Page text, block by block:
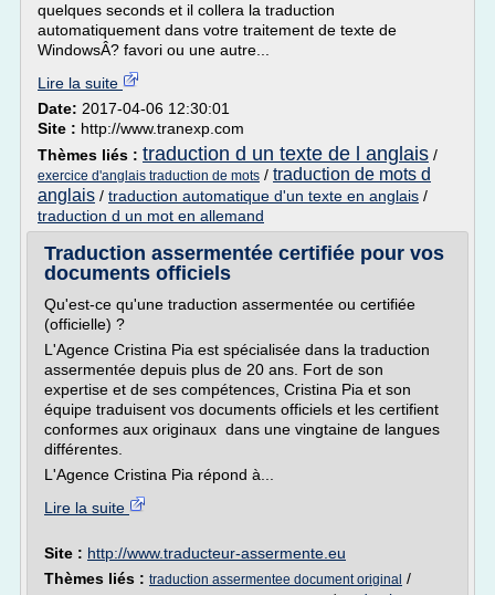
quelques seconds et il collera la traduction
automatiquement dans votre traitement de texte de
WindowsÂ? favori ou une autre...
Lire la suite
Date: 2017-04-06 12:30:01
Site : http://www.tranexp.com
Thèmes liés : traduction d un texte de l anglais /
exercice d'anglais traduction de mots / traduction de mots d
anglais / traduction automatique d'un texte en anglais /
traduction d un mot en allemand
Traduction assermentée certifiée pour vos
documents officiels
Qu'est-ce qu'une traduction assermentée ou certifiée
(officielle) ?
L'Agence Cristina Pia est spécialisée dans la traduction
assermentée depuis plus de 20 ans. Fort de son
expertise et de ses compétences, Cristina Pia et son
équipe traduisent vos documents officiels et les certifient
conformes aux originaux dans une vingtaine de langues
différentes.
L'Agence Cristina Pia répond à...
Lire la suite
Site : http://www.traducteur-assermente.eu
Thèmes liés : traduction assermentee document original /